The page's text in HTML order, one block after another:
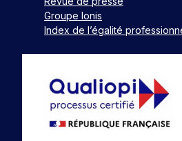
Groupe Ionis
Index de l’égalité